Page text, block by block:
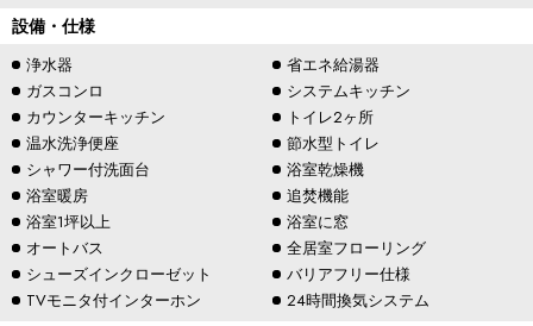
設備・仕様
浄水器
省エネ給湯器
ガスコンロ
システムキッチン
カウンターキッチン
トイレ2ヶ所
温水洗浄便座
節水型トイレ
シャワー付洗面台
浴室乾燥機
浴室暖房
追焚機能
浴室1坪以上
浴室に窓
オートバス
全居室フローリング
シューズインクローゼット
バリアフリー仕様
TVモニタ付インターホン
24時間換気システム